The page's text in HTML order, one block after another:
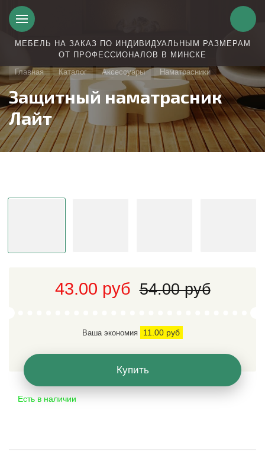
МЕБЕЛЬ НА ЗАКАЗ ПО ИНДИВИДУАЛЬНЫМ РАЗМЕРАМ
ОТ ПРОФЕССИОНАЛОВ В МИНСКЕ
Главная
Каталог Аксессуары Наматрасники
Защитный наматрасник
Лайт
Есть в наличии
43.00 руб 54.00 руб
Ваша экономия 11.00 руб
Купить